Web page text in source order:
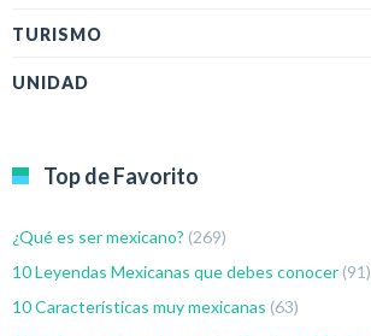
TURISMO
UNIDAD
Top de Favorito
¿Qué es ser mexicano? (269)
10 Leyendas Mexicanas que debes conocer (91)
10 Características muy mexicanas (63)